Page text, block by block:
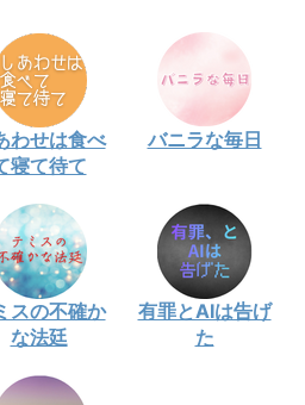
わせは食べ
寝て待て
バニラな毎日
スの不確か
な法廷
有罪とAIは告げ
た